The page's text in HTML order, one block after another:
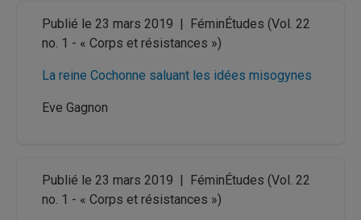
Publié le 23 mars 2019 | FéminÉtudes (Vol. 22
no. 1 - « Corps et résistances »)
La reine Cochonne saluant les idées misogynes
Eve Gagnon
Publié le 23 mars 2019 | FéminÉtudes (Vol. 22
no. 1 - « Corps et résistances »)